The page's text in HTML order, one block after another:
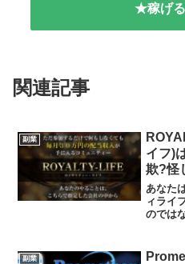
★稼げ
関連記事
副業
イフ)
欺?怪
声を
あなた
ィライ
のでは
ないだ
副業